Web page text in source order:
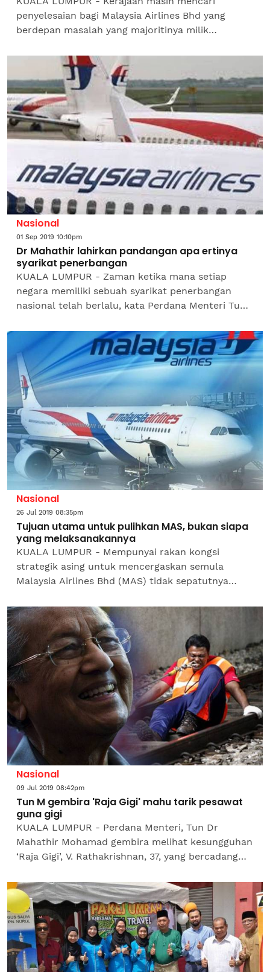
penyelesaian bagi Malaysia Airlines Bhd yang
berdepan masalah yang majoritinya milik
Tun Dr Mahathir Mohamad. “Ia...
Nasional
01 Sep 2019 10:10pm
Dr Mahathir lahirkan pandangan apa ertinya
syarikat penerbangan
KUALA LUMPUR - Zaman ketika mana setiap
negara memiliki sebuah syarikat penerbangan
nasional telah berlalu, kata Perdana Menteri Tun
masih boleh memiliki...
Nasional
26 Jul 2019 08:35pm
Tujuan utama untuk pulihkan MAS, bukan siapa
yang melaksanakannya
KUALA LUMPUR - Mempunyai rakan kongsi
strategik asing untuk mencergaskan semula
Malaysia Airlines Bhd (MAS) tidak sepatutnya
mampu membolehkan...
Nasional
09 Jul 2019 08:42pm
Tun M gembira 'Raja Gigi' mahu tarik pesawat
guna gigi
KUALA LUMPUR - Perdana Menteri, Tun Dr
Mahathir Mohamad gembira melihat kesungguhan
‘Raja Gigi’, V. Rathakrishnan, 37, yang bercadang
Malaysia Airlines...